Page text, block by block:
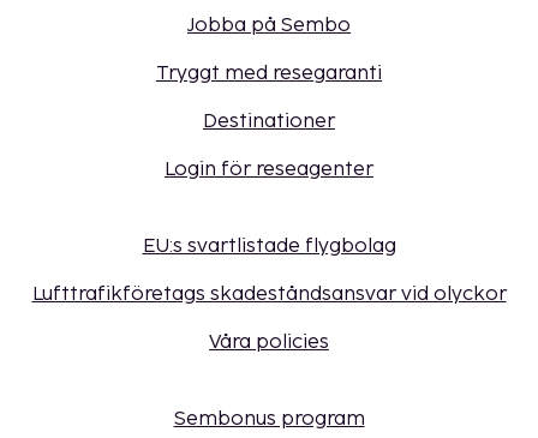
Jobba på Sembo
Tryggt med resegaranti
Destinationer
Login för reseagenter
EU:s svartlistade flygbolag
Lufttrafikföretags skadeståndsansvar vid olyckor
Våra policies
Sembonus program